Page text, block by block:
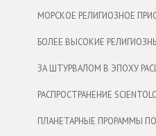
МОРСКОЕ РЕЛИГИОЗНОЕ
БОЛЕЕ ВЫСОКИЕ
ЗА ШТУРВАЛОМ В ЭПОХУ
РАСПРОСТРАНЕНИЕ
ПЛАНЕТАРНЫЕ ПРОРАММЫ